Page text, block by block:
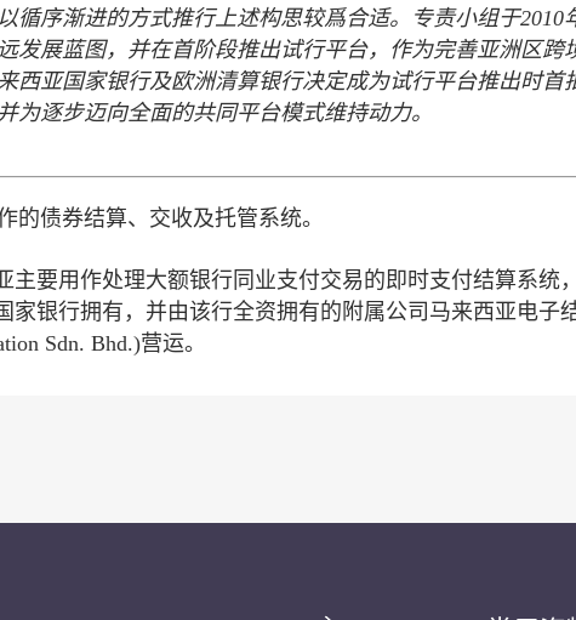
循序渐进的方式推行上述构思较爲合适。专责小组于2010
发展蓝图，并在首阶段推出试行平台，作为完善亚洲区跨
西亚国家银行及欧洲清算银行决定成为试行平台推出时首
并为逐步迈向全面的共同平台模式维持动力。
的债券结算、交收及托管系统。
主要用作处理大额银行同业支付交易的即时支付结算系统
家银行拥有，并由该行全资拥有的附属公司马来西亚电子
Sdn. Bhd.)营运。